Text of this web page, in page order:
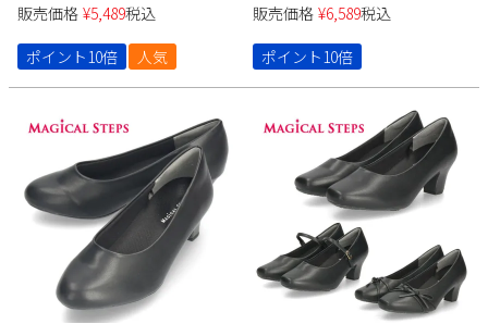
Parade
SKECHERS
moz
new balance
puma
SKECHERS
GAP
EDWIN
new balance
Parade
SKECHERS
asics
瞬足
ビジネスバッグ
ショルダーバッグ
財布
雑貨
ご利用ガイド
お問い合わせ
メルマガ購買
販売価格 ¥5,489税込
ポイント10倍
人気
販売価格 ¥6,589税込
ポイント10倍